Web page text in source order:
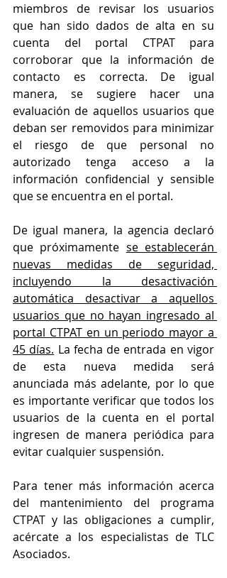
miembros de revisar los usuarios
que han sido dados de alta en su
cuenta del portal CTPAT para
corroborar que la información de
contacto es correcta. De igual
manera, se sugiere hacer una
evaluación de aquellos usuarios que
deban ser removidos para minimizar
el riesgo de que personal no
autorizado tenga acceso a la
información confidencial y sensible
que se encuentra en el portal.
De igual manera, la agencia declaró
que próximamente se establecerán
nuevas medidas de seguridad,
incluyendo la desactivación
automática desactivar a aquellos
usuarios que no hayan ingresado al
portal CTPAT en un periodo mayor a
45 días. La fecha de entrada en vigor
de esta nueva medida será
anunciada más adelante, por lo que
es importante verificar que todos los
usuarios de la cuenta en el portal
ingresen de manera periódica para
evitar cualquier suspensión.
Para tener más información acerca
del mantenimiento del programa
CTPAT y las obligaciones a cumplir,
acércate a los especialistas de TLC
Asociados.